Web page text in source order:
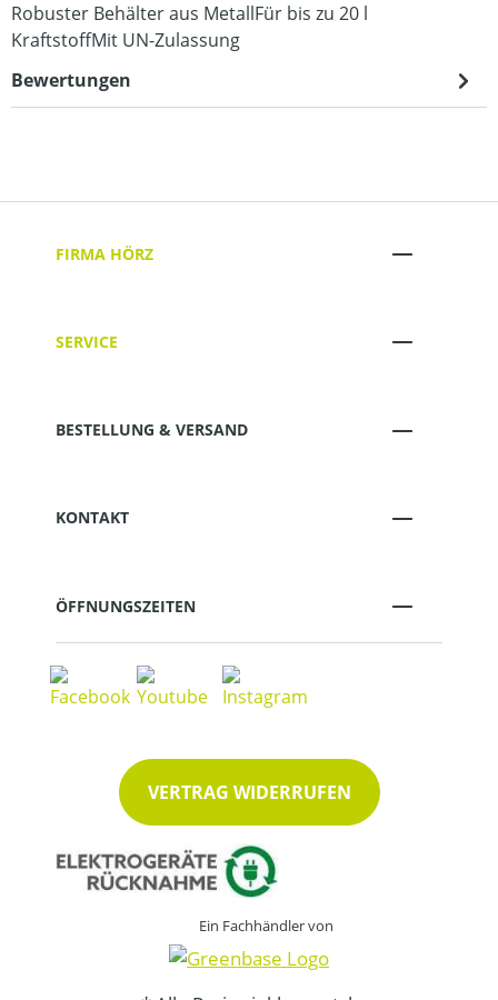
Robuster Behälter aus MetallFür bis zu 20 l
KraftstoffMit UN-Zulassung
Bewertungen
FIRMA HÖRZ
SERVICE
BESTELLUNG & VERSAND
KONTAKT
ÖFFNUNGSZEITEN
VERTRAG WIDERRUFEN
Ein Fachhändler von